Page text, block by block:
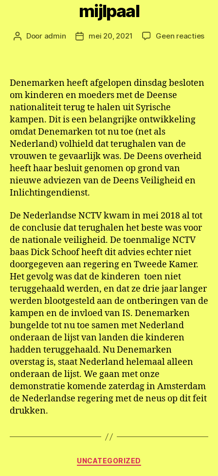
mijlpaal
Berichtauteur
Door admin Berichtdatum
mei 20, 2021 Geen reactiesop
Denemarken heeft afgelopen dinsdag besloten
om kinderen en moeders met de Deense
nationaliteit terug te halen uit Syrische
kampen. Dit is een belangrijke ontwikkeling
omdat Denemarken tot nu toe (net als
Nederland) volhield dat terughalen van de
vrouwen te gevaarlijk was. De Deens overheid
heeft haar besluit genomen op grond van
nieuwe adviezen van de Deens Veiligheid en
Inlichtingendienst.
De Nederlandse NCTV kwam in mei 2018 al tot
de conclusie dat terughalen het beste was voor
de nationale veiligheid. De toenmalige NCTV
baas Dick Schoof heeft dit advies echter niet
doorgegeven aan regering en Tweede Kamer.
Het gevolg was dat de kinderen toen niet
teruggehaald werden, en dat ze drie jaar langer
werden blootgesteld aan de ontberingen van de
kampen en de invloed van IS. Denemarken
bungelde tot nu toe samen met Nederland
onderaan de lijst van landen die kinderen
hadden teruggehaald. Nu Denemarken
overstag is, staat Nederland helemaal alleen
onderaan de lijst. We gaan met onze
demonstratie komende zaterdag in Amsterdam
de Nederlandse regering met de neus op dit feit
drukken.
Categorieën
UNCATEGORIZED